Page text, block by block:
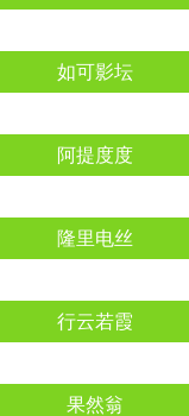
如可影坛
阿提度度
隆里电丝
行云若霞
果然翁